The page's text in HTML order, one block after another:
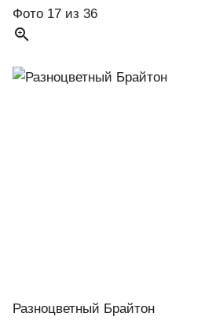
Фото 17 из 36

Разноцветный Брайтон